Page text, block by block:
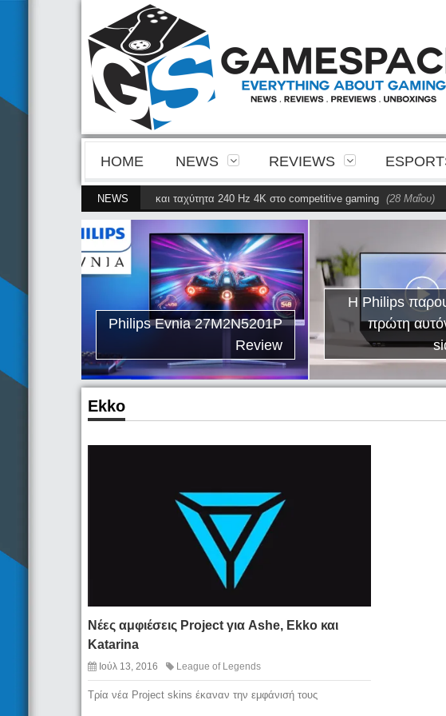
HOME NEWS REVIEWS
NEWS
της 4ης γενιάς QD-OLED και ταχύτητα 240 Hz 4K στο competitive gaming (28 Μαΐου)
γενιάς
Philips Evnia 27M2N5201P
Review
Η Philips
πρώτη
Ekko
Nέες αμφιέσεις Project για Ashe, Ekko και
Katarina
Ιούλ 13, 2016 League of Legends
Τρία νέα Project skins έκαναν την εμφάνισή τους